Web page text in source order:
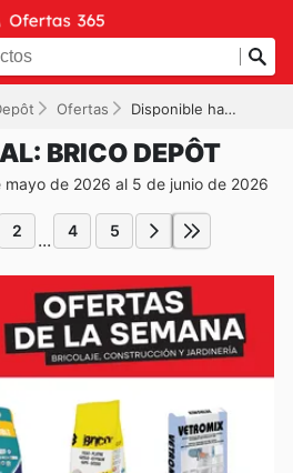
Ofertas Disponible hasta el 05/06/2026
BRICO DEPÔT
mayo de 2026 al 5 de junio de 2026
2 ... 4 5